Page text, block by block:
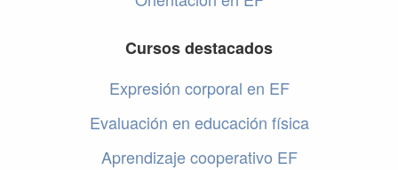
Cursos destacados
Expresión corporal en EF
Evaluación en educación física
Aprendizaje cooperativo EF